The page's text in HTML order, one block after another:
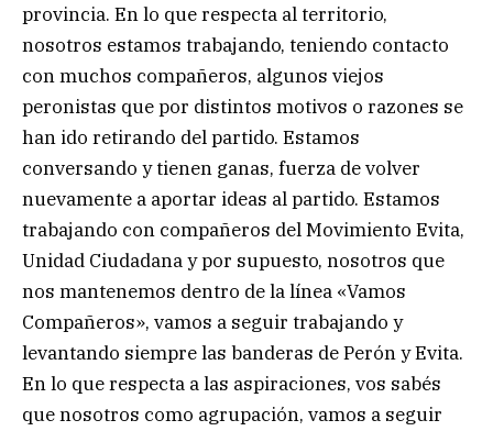
provincia. En lo que respecta al territorio,
nosotros estamos trabajando, teniendo contacto
con muchos compañeros, algunos viejos
peronistas que por distintos motivos o razones se
han ido retirando del partido. Estamos
conversando y tienen ganas, fuerza de volver
nuevamente a aportar ideas al partido. Estamos
trabajando con compañeros del Movimiento Evita,
Unidad Ciudadana y por supuesto, nosotros que
nos mantenemos dentro de la línea «Vamos
Compañeros», vamos a seguir trabajando y
levantando siempre las banderas de Perón y Evita.
En lo que respecta a las aspiraciones, vos sabés
que nosotros como agrupación, vamos a seguir